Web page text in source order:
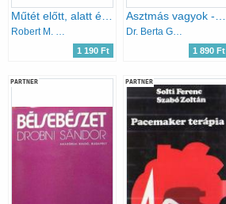
1 190 Ft 1 890 Ft
PARTNER PARTNER